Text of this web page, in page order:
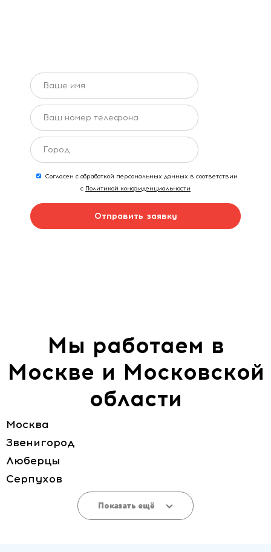
Согласен с обработкой персональных данных в соответствии
с Политикой конфиденциальности
Отправить заявку
Мы работаем в
Москве и Московской
области
Москва
Звенигород
Люберцы
Серпухов
Показать ещё